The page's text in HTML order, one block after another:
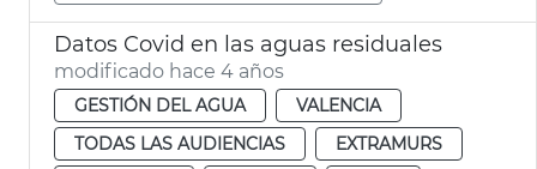
Datos Covid en las aguas residuales
modificado hace 4 años
GESTIÓN DEL AGUA
VALENCIA
TODAS LAS AUDIENCIAS
EXTRAMURS